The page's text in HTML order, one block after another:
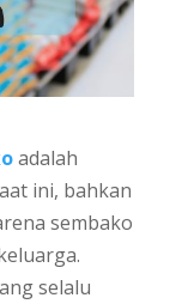
adalah
ini, bahkan
sembako
selalu